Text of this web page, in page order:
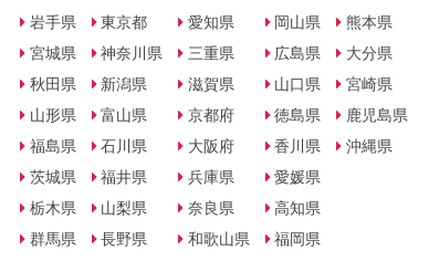
岩手県
宮城県
秋田県
山形県
福島県
茨城県
栃木県
群馬県
東京都
神奈川県
新潟県
富山県
石川県
福井県
山梨県
長野県
愛知県
三重県
滋賀県
京都府
大阪府
兵庫県
奈良県
和歌山県
岡山県
広島県
山口県
徳島県
香川県
愛媛県
高知県
福岡県
熊本県
大分県
宮崎県
鹿児島県
沖縄県